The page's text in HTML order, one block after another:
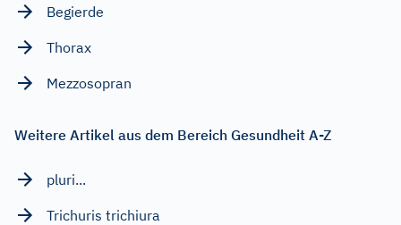
Begierde
Thorax
Mezzosopran
Weitere Artikel aus dem Bereich Gesundheit A-Z
pluri...
Trichuris trichiura